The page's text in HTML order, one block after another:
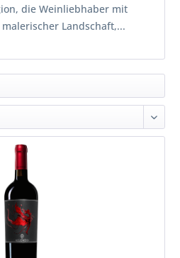
die Weinliebhaber mit
Landschaft,...